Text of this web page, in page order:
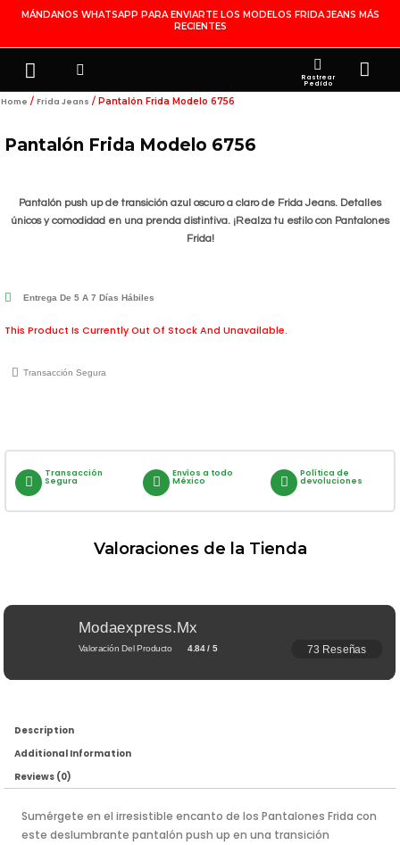
Contenido
MÁNDANOS WHATSAPP PARA ENVIARTE LOS MODELOS FRIDA JEANS MÁS
RECIENTES
MenuSearch Rastrear
Pedido
Home / Frida Jeans / Pantalón Frida Modelo 6756
Pantalón Frida Modelo 6756
Pantalón push up de transición azul oscuro a claro de Frida Jeans. Detalles
únicos y comodidad en una prenda distintiva. ¡Realza tu estilo con Pantalones
Frida!
Entrega De 5 A 7 Días Hábiles
This Product Is Currently Out Of Stock And Unavailable.
Transacción Segura
Transacción
Segura
Envíos a todo
México
Política de
devoluciones
Description
Additional Information
Reviews (0)
Sumérgete en el irresistible encanto de los Pantalones Frida con
este deslumbrante pantalón push up en una transición
Valoraciones de la Tienda
Modaexpress.mx
Valoración Del Producto 4.84 / 5 73 Reseñas